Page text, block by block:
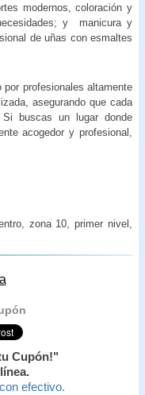
modernos, coloración y
y ​manicura y
de uñas con esmaltes
profesionales altamente
asegurando que cada
buscas un lugar donde
acogedor y profesional,
zona 10, primer nivel,
Cupón!"
efectivo.